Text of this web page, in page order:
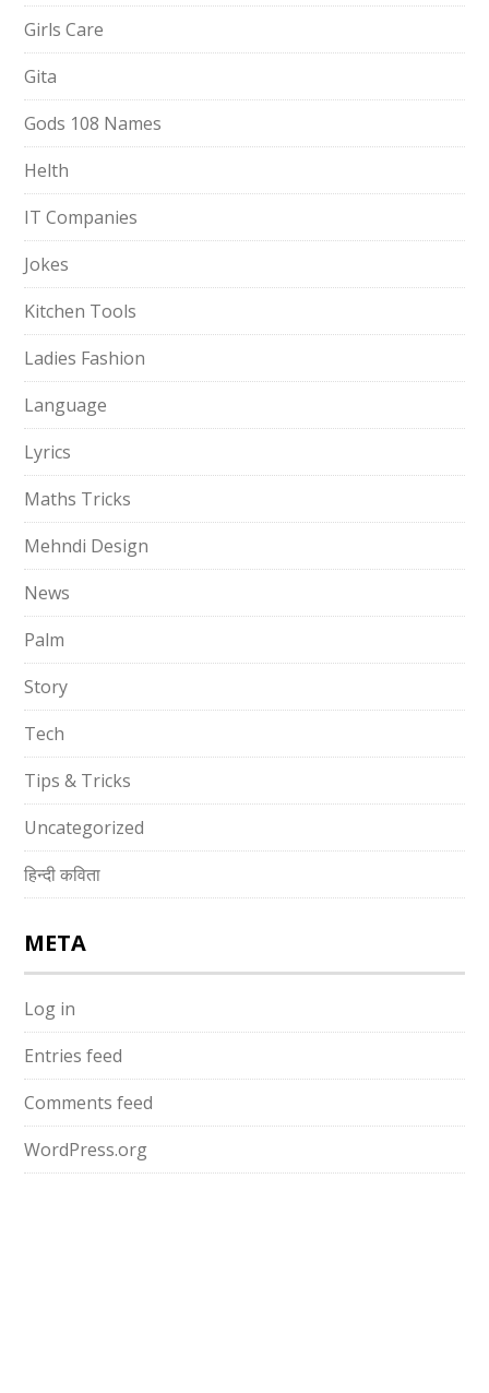
Girls Care
Gita
Gods 108 Names
Helth
IT Companies
Jokes
Kitchen Tools
Ladies Fashion
Language
Lyrics
Maths Tricks
Mehndi Design
News
Palm
Story
Tech
Tips & Tricks
Uncategorized
हिन्दी कविता
META
Log in
Entries feed
Comments feed
WordPress.org